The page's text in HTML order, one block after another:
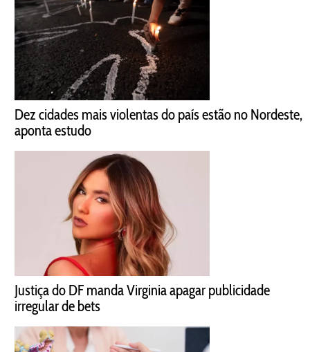
Dez cidades mais violentas do país estão no Nordeste,
aponta estudo
Justiça do DF manda Virginia apagar publicidade
irregular de bets